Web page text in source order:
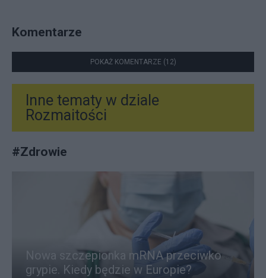
Komentarze
POKAŻ KOMENTARZE (12)
Inne tematy w dziale
Rozmaitości
#Zdrowie
Nowa szczepionka mRNA przeciwko
grypie. Kiedy będzie w Europie?